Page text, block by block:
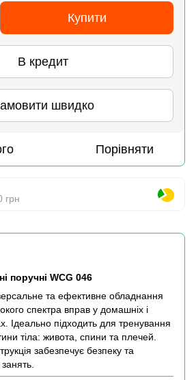
Купити
В кредит
швидко
Порівняти
грн
поручні WCG 046
та ефективне обладнання
спектра вправ у домашніх і
Ідеально підходить для тренування
тіла: живота, спини та плечей.
забезпечує безпеку та